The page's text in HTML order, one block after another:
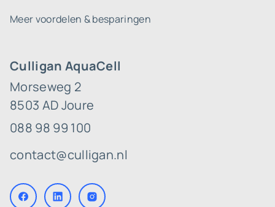
Culligan AquaCell
Morseweg 2
8503 AD Joure
088 98 99 100
contact@culligan.nl
Meer voordelen & besparingen